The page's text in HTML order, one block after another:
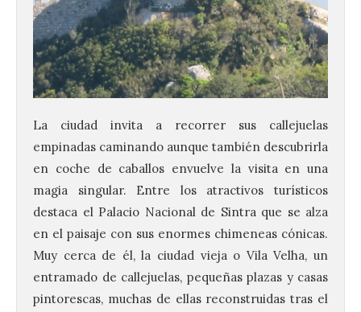
La ciudad invita a recorrer sus callejuelas
empinadas caminando aunque también descubrirla
en coche de caballos envuelve la visita en una
magia singular. Entre los atractivos turísticos
destaca el Palacio Nacional de Sintra que se alza
en el paisaje con sus enormes chimeneas cónicas.
Muy cerca de él, la ciudad vieja o Vila Velha, un
entramado de callejuelas, pequeñas plazas y casas
pintorescas, muchas de ellas reconstruidas tras el